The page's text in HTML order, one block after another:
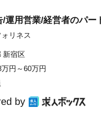
/運用営業/経営者のパ
リネス
新宿区
万円～60万円
by